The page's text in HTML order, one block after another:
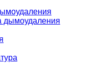
дымоудаления